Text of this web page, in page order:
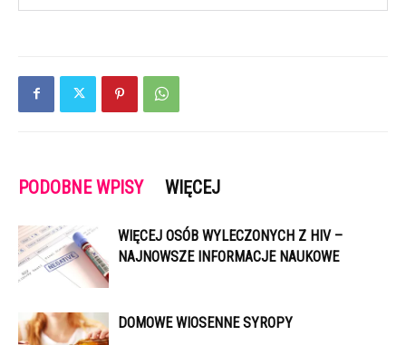
PODOBNE WPISY WIĘCEJ
WIĘCEJ OSÓB WYLECZONYCH Z HIV –
NAJNOWSZE INFORMACJE NAUKOWE
DOMOWE WIOSENNE SYROPY